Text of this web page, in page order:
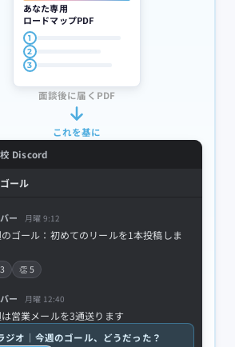
あなた専用
ロードマップPDF
1
2
3
面談後に届くPDF
これを基に
Discord
ール
ー 月曜 9:12
ゴール：初めてのリールを1本投稿しま
👏 5
ー 月曜 12:40
営業メールを3通送ります
ジオ｜今週のゴール、どうだった？